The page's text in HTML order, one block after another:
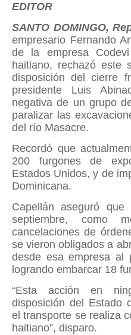
EDITOR
SANTO DOMINGO,
empresario Fernando
de la empresa
haitiano, rechazó este
disposición del cierre
presidente Luis
negativa de un grupo
paralizar las
del río Masacre.
Recordó que
200 furgones de
Estados Unidos, y de
Dominicana.
Capellán aseguró
septiembre, como
cancelaciones de
se vieron obligados a
desde esa empresa al
logrando embarcar 18
“Esta acción en
disposición del Estado
el transporte se realiza
haitiano”, disparo.